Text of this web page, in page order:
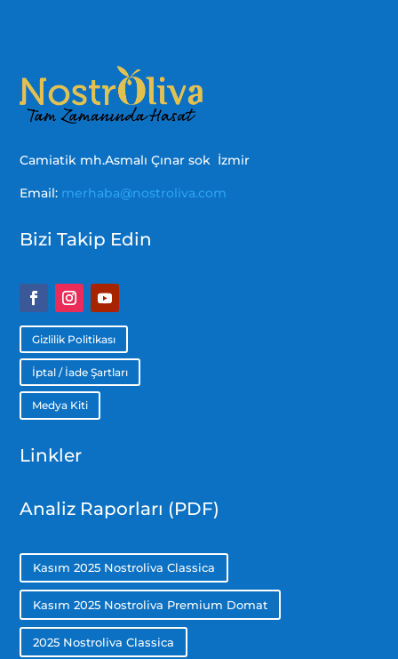
Camiatik mh.Asmalı Çınar sok İzmir
Email: merhaba@nostroliva.com
Bizi Takip Edin
Gizlilik Politikası
İptal / İade Şartları
Medya Kiti
Linkler
Analiz Raporları (PDF)
Kasım 2025 Nostroliva Classica
Kasım 2025 Nostroliva Premium Domat
2025 Nostroliva Classica